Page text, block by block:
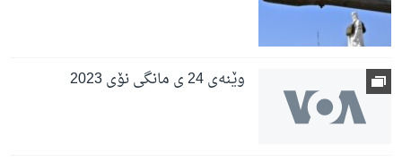
وێنەی 24 ی مانگی نۆی 2023